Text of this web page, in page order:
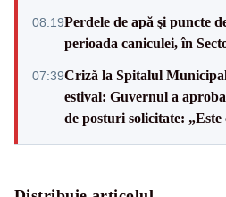
08:19Perdele de apă şi puncte
perioada caniculei, în
07:39Criză la Spitalul
estival: Guvernul a
de posturi solicitate: